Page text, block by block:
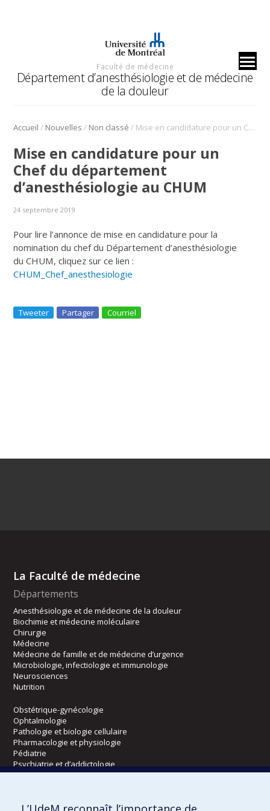
Faculté de médecine
Département d’anesthésiologie et de médecine
de la douleur
Accueil / Nouvelles / Non classé / Mise en candidature pour un Chef du département d’anesthésiologie au CHUM
Mise en candidature pour un
Chef du département
d’anesthésiologie au CHUM
24 septembre 2019
Pour lire l’annonce de mise en candidature pour la
nomination du chef du Département d’anesthésiologie
du CHUM, cliquez sur ce lien :
CHUM_Chef_anesthesiologie
Tweeter Partager Courriel
La Faculté de médecine
Départements
Anesthésiologie et de médecine de la douleur
Biochimie et médecine moléculaire
Chirurgie
Médecine
Médecine de famille et de médecine d’urgence
Microbiologie, infectiologie et immunologie
Neurosciences
Nutrition
Obstétrique-gynécologie
Ophtalmologie
Pathologie et biologie cellulaire
Pharmacologie et physiologie
Pédiatrie
Psychiatrie et d’addictologie
Radiologie, radio-oncologie et médecine nucléaire